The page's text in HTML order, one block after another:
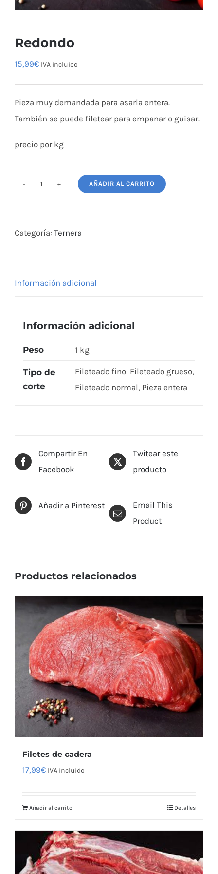
Redondo
15,99€ IVA incluido
Pieza muy demandada para asarla entera.
También se puede filetear para empanar o guisar.
precio por kg
AÑADIR AL CARRITO
Categoría: Ternera
Información adicional
Información adicional
Peso 1 kg
Tipo de
corte
Fileteado fino, Fileteado grueso,
Fileteado normal, Pieza entera
Compartir En
Facebook
Twitear este
producto
Añadir a Pinterest
Email This
Product
Productos relacionados
Filetes de cadera
17,99€ IVA incluido
Añadir al carrito Detalles